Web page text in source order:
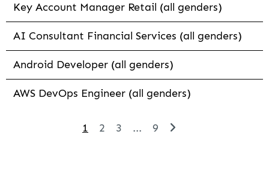
Key Account Manager Retail (all genders)
AI Consultant Financial Services (all genders)
Android Developer (all genders)
AWS DevOps Engineer (all genders)
1 2 3 ... 9